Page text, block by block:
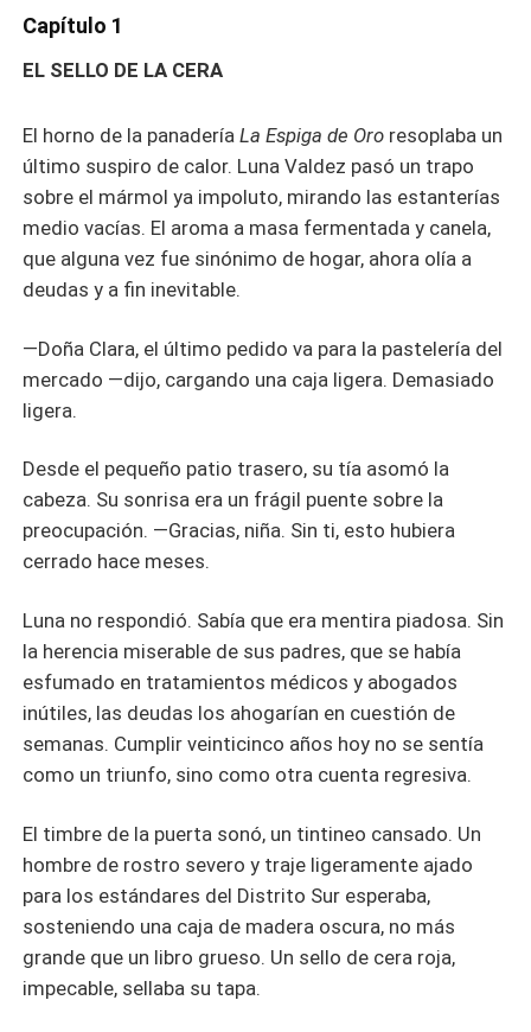
Capítulo 1
EL SELLO DE LA CERA
El horno de la panaderíaLa Espiga de Oro resoplaba un
último suspiro de calor. Luna Valdez pasó un trapo
sobre el mármol ya impoluto, mirando las estanterías
medio vacías. El aroma a masa fermentada y canela,
que alguna vez fue sinónimo de hogar, ahora olía a
deudas y a fin inevitable.
—Doña Clara, el último pedido va para la pastelería del
mercado —dijo, cargando una caja ligera. Demasiado
ligera.
Desde el pequeño patio trasero, su tía asomó la
cabeza. Su sonrisa era un frágil puente sobre la
preocupación. —Gracias, niña. Sin ti, esto hubiera
cerrado hace meses.
Luna no respondió. Sabía que era mentira piadosa. Sin
la herencia miserable de sus padres, que se había
esfumado en tratamientos médicos y abogados
inútiles, las deudas los ahogarían en cuestión de
semanas. Cumplir veinticinco años hoy no se sentía
como un triunfo, sino como otra cuenta regresiva.
El timbre de la puerta sonó, un tintineo cansado. Un
hombre de rostro severo y traje ligeramente ajado
para los estándares del Distrito Sur esperaba,
sosteniendo una caja de madera oscura, no más
grande que un libro grueso. Un sello de cera roja,
impecable, sellaba su tapa.